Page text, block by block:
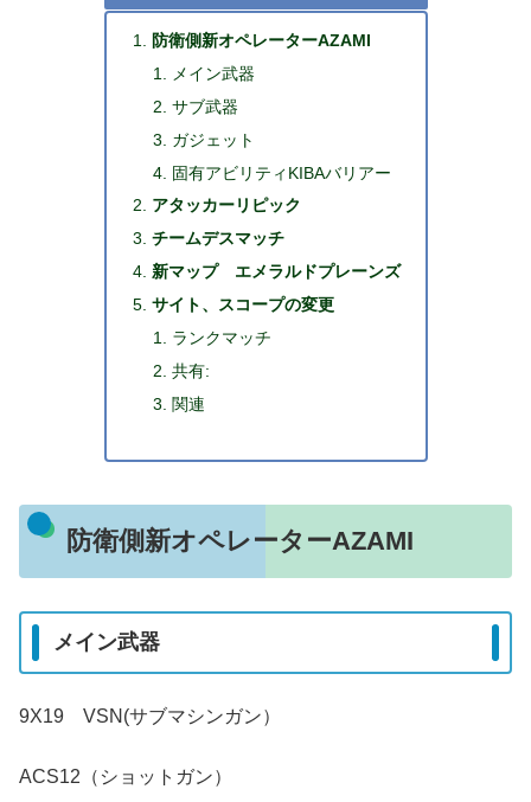
防衛側新オペレーターAZAMI
メイン武器
サブ武器
ガジェット
固有アビリティKIBAバリアー
アタッカーリピック
チームデスマッチ
新マップ エメラルドプレーンズ
サイト、スコープの変更
ランクマッチ
共有:
関連
防衛側新オペレーターAZAMI
メイン武器
9X19 VSN(サブマシンガン）
ACS12（ショットガン）